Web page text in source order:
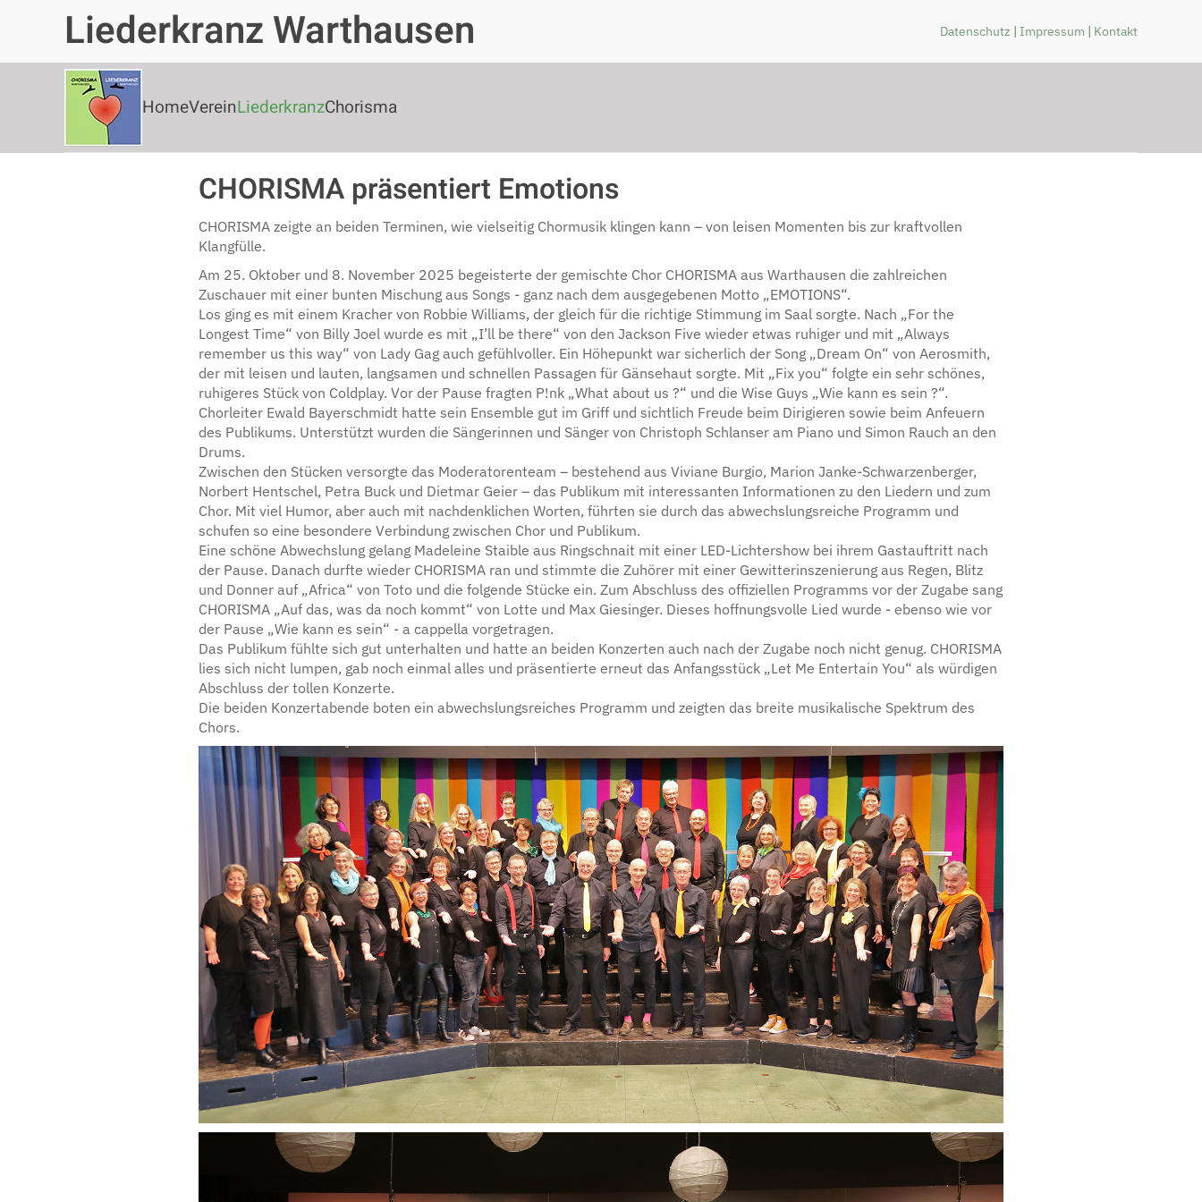
Liederkranz Warthausen Datenschutz | Impressum | Kontakt
HomeVereinLiederkranzChorisma
CHORISMA präsentiert Emotions
CHORISMA zeigte an beiden Terminen, wie vielseitig Chormusik klingen kann – von leisen Momenten bis zur kraftvollen
Klangfülle.
Am 25. Oktober und 8. November 2025 begeisterte der gemischte Chor CHORISMA aus Warthausen die zahlreichen
Zuschauer mit einer bunten Mischung aus Songs - ganz nach dem ausgegebenen Motto „EMOTIONS“.
Los ging es mit einem Kracher von Robbie Williams, der gleich für die richtige Stimmung im Saal sorgte. Nach „For the
Longest Time“ von Billy Joel wurde es mit „I’ll be there“ von den Jackson Five wieder etwas ruhiger und mit „Always
remember us this way“ von Lady Gag auch gefühlvoller. Ein Höhepunkt war sicherlich der Song „Dream On“ von Aerosmith,
der mit leisen und lauten, langsamen und schnellen Passagen für Gänsehaut sorgte. Mit „Fix you“ folgte ein sehr schönes,
ruhigeres Stück von Coldplay. Vor der Pause fragten P!nk „What about us ?“ und die Wise Guys „Wie kann es sein ?“.
Chorleiter Ewald Bayerschmidt hatte sein Ensemble gut im Griff und sichtlich Freude beim Dirigieren sowie beim Anfeuern
des Publikums. Unterstützt wurden die Sängerinnen und Sänger von Christoph Schlanser am Piano und Simon Rauch an den
Drums.
Zwischen den Stücken versorgte das Moderatorenteam – bestehend aus Viviane Burgio, Marion Janke-Schwarzenberger,
Norbert Hentschel, Petra Buck und Dietmar Geier – das Publikum mit interessanten Informationen zu den Liedern und zum
Chor. Mit viel Humor, aber auch mit nachdenklichen Worten, führten sie durch das abwechslungsreiche Programm und
schufen so eine besondere Verbindung zwischen Chor und Publikum.
Eine schöne Abwechslung gelang Madeleine Staible aus Ringschnait mit einer LED-Lichtershow bei ihrem Gastauftritt nach
der Pause. Danach durfte wieder CHORISMA ran und stimmte die Zuhörer mit einer Gewitterinszenierung aus Regen, Blitz
und Donner auf „Africa“ von Toto und die folgende Stücke ein. Zum Abschluss des offiziellen Programms vor der Zugabe sang
CHORISMA „Auf das, was da noch kommt“ von Lotte und Max Giesinger. Dieses hoffnungsvolle Lied wurde - ebenso wie vor
der Pause „Wie kann es sein“ - a cappella vorgetragen.
Das Publikum fühlte sich gut unterhalten und hatte an beiden Konzerten auch nach der Zugabe noch nicht genug. CHORISMA
lies sich nicht lumpen, gab noch einmal alles und präsentierte erneut das Anfangsstück „Let Me Entertain You“ als würdigen
Abschluss der tollen Konzerte.
Die beiden Konzertabende boten ein abwechslungsreiches Programm und zeigten das breite musikalische Spektrum des
Chors.